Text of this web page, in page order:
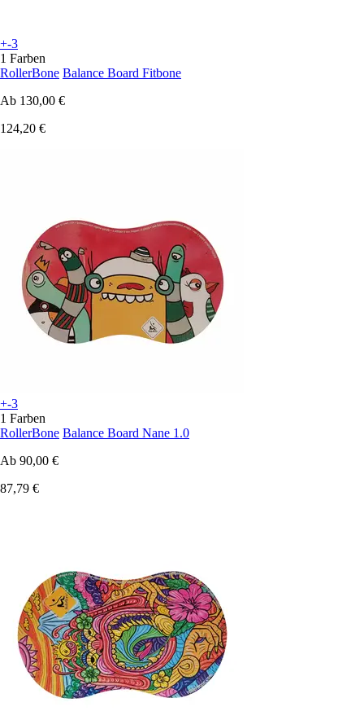
+-3
1 Farben
RollerBone Balance Board Fitbone
Ab 130,00 €
124,20 €
+-3
1 Farben
RollerBone Balance Board Nane 1.0
Ab 90,00 €
87,79 €